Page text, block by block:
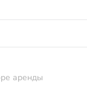
аренды